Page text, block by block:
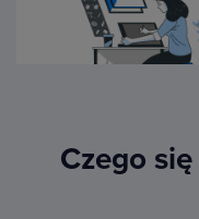
Czego